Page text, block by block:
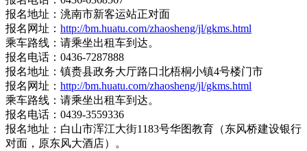
报名地址：洮南市新客运站正对面
报名网址： http://bm.huatu.com/zhaosheng/jl/gkms.html
乘车路线：请乘坐出租车到达。
报名电话：0436-7287888
报名地址：镇赉县政务大厅路口北梧桐小镇4号楼门市
报名网址： http://bm.huatu.com/zhaosheng/jl/gkms.html
乘车路线：请乘坐出租车到达。
报名电话：0439-3559336
报名地址：白山市浑江大街1183号华图教育（东风桥建设银行
对面，原东风大酒店）。